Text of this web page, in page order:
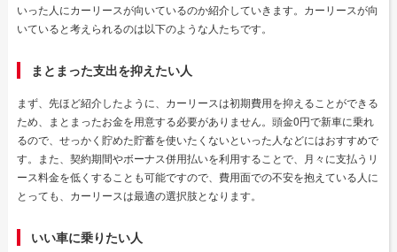
いった人にカーリースが向いているのか紹介していきます。カーリースが向
いていると考えられるのは以下のような人たちです。
まとまった支出を抑えたい人
まず、先ほど紹介したように、カーリースは初期費用を抑えることができる
ため、まとまったお金を用意する必要がありません。頭金0円で新車に乗れ
るので、せっかく貯めた貯蓄を使いたくないといった人などにはおすすめで
す。また、契約期間やボーナス併用払いを利用することで、月々に支払うリ
ース料金を低くすることも可能ですので、費用面での不安を抱えている人に
とっても、カーリースは最適の選択肢となります。
いい車に乗りたい人